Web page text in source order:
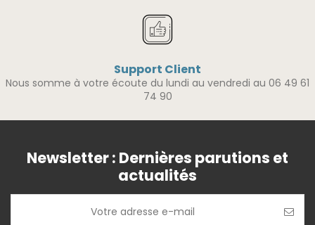
Support Client
Nous somme à votre écoute du lundi au vendredi au 06 49 61
74 90
Newsletter : Dernières parutions et
actualités